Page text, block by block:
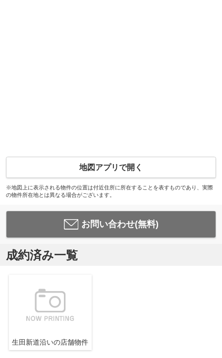
地図アプリで開く
※地図上に表示される物件の位置は付近住所に所在することを表すものであり、実際
の物件所在地とは異なる場合がございます。
お問い合わせ(無料)
成約済み一覧
生田新道沿いの店舗物件